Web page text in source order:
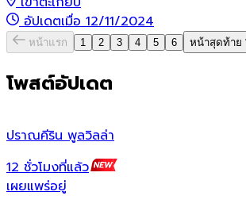
อัปเดตเมื่อ 12/11/2024
หน้าแรก 1 2 3 4 5 6 หน้าสุดท้าย
โพสต์อัปเดต
ปราณคีริน พูลวิลล่า
12 ชั่วโมงที่แล้ว
เผยแพร่อยู่